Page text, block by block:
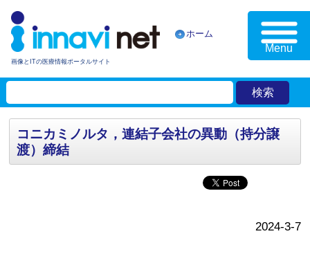
画像とITの医療情報ポータルサイト
ホーム
Menu
コニカミノルタ，連結子会社の異動（持分譲
渡）締結
2024-3-7